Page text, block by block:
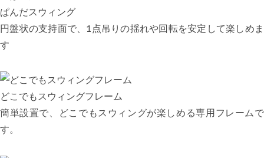
ぱんだスウィング
円盤状の支持面で、1点吊りの揺れや回転を安定して楽しめま
す
どこでもスウィングフレーム
簡単設置で、どこでもスウィングが楽しめる専用フレームで
す。